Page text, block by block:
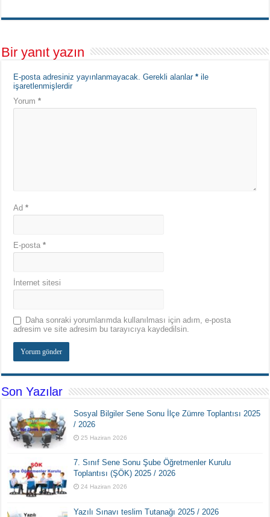
Bir yanıt yazın
E-posta adresiniz yayınlanmayacak. Gerekli alanlar* ile
işaretlenmişlerdir
Yorum*
Ad*
E-posta*
İnternet sitesi
Daha sonraki yorumlarımda kullanılması için adım, e-posta
adresim ve site adresim bu tarayıcıya kaydedilsin.
Son Yazılar
Sosyal Bilgiler Sene Sonu İlçe Zümre Toplantısı 2025
/ 2026
25 Haziran 2026
7. Sınıf Sene Sonu Şube Öğretmenler Kurulu
Toplantısı (ŞÖK) 2025 / 2026
24 Haziran 2026
Yazılı Sınavı teslim Tutanağı 2025 / 2026